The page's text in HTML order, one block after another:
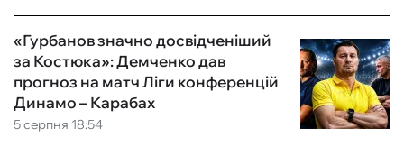
5 серпня 18:54
«Гурбанов значно досвідченіший
за Костюка»: Демченко дав
прогноз на матч Ліги конференцій
Динамо – Карабах